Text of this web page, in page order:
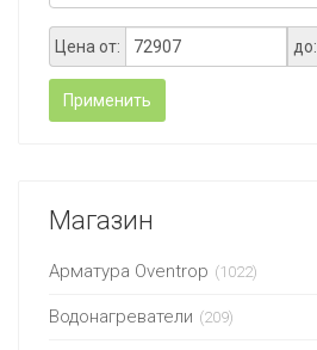
Цена от: до:
Применить
Магазин
Арматура Oventrop (1022)
Водонагреватели (209)